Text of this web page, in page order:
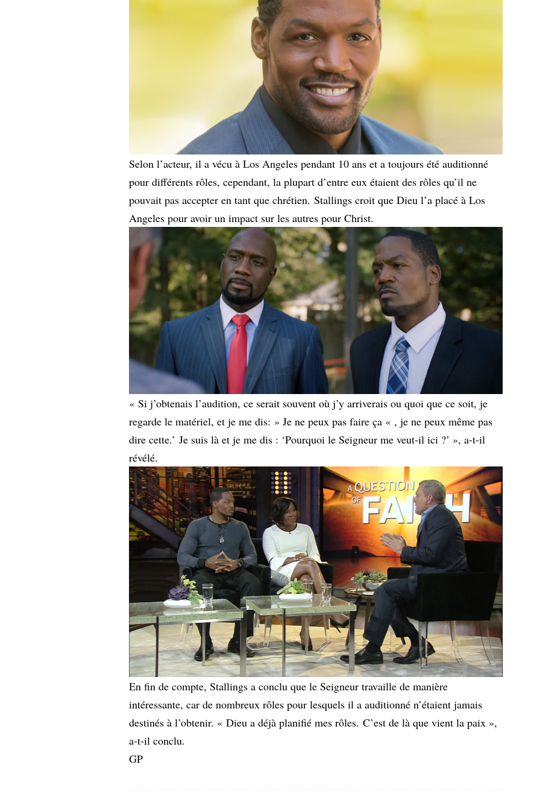
Selon l’acteur, il a vécu à Los Angeles pendant 10 ans et a toujours été auditionné
pour différents rôles, cependant, la plupart d’entre eux étaient des rôles qu’il ne
pouvait pas accepter en tant que chrétien. Stallings croit que Dieu l’a placé à Los
Angeles pour avoir un impact sur les autres pour Christ.
« Si j’obtenais l’audition, ce serait souvent où j’y arriverais ou quoi que ce soit, je
regarde le matériel, et je me dis: » Je ne peux pas faire ça « , je ne peux même pas
dire cette.’ Je suis là et je me dis : ‘Pourquoi le Seigneur me veut-il ici ?’ », a-t-il
révélé.
En fin de compte, Stallings a conclu que le Seigneur travaille de manière
intéressante, car de nombreux rôles pour lesquels il a auditionné n’étaient jamais
destinés à l’obtenir. « Dieu a déjà planifié mes rôles. C’est de là que vient la paix »,
a-t-il conclu.
GP